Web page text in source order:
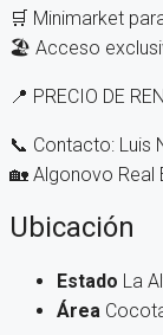
🛒 Minimarket
🏖 Acceso
📍 PRECIO DE
📞 Contacto: Luis
🏡 Algonovo Real
Ubicación
Estado La
Área